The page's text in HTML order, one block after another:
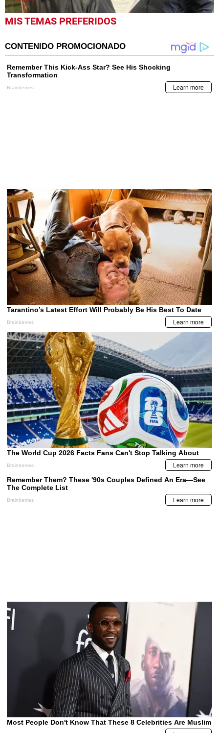
0
seconds
seconds
MIS TEMAS PREFERIDOS